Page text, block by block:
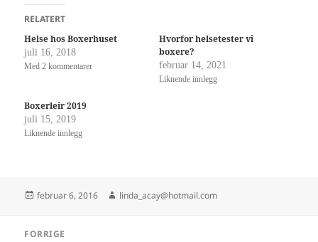
k
f
o
r
å
d
e
l
å
F
a
c
e
å
p
s
i
r
å
e
l
å
T
p
n
RELATERT
Helse hos Boxerhuset
juli 16, 2018
Med 2 kommentarer
Hvorfor helsetester vi
boxere?
februar 14, 2021
Liknende innlegg
Boxerleir 2019
juli 15, 2019
Liknende innlegg
Publisert
februar 6, 2016 Forfatter
linda_acay@hotmail.com
FORRIGE